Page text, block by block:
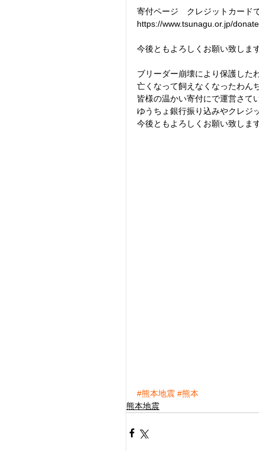
寄付ページ　クレジットカード
https://www.tsunagu.or.jp/donate
今後ともよろしくお願い致します
ブリーダー崩壊により保護した
亡くなって飼えなくなったわん
皆様の温かい寄付にで運営さて
ゆうちょ銀行振り込みやクレジ
今後ともよろしくお願い致します
#熊本地震 #熊本
熊本地震